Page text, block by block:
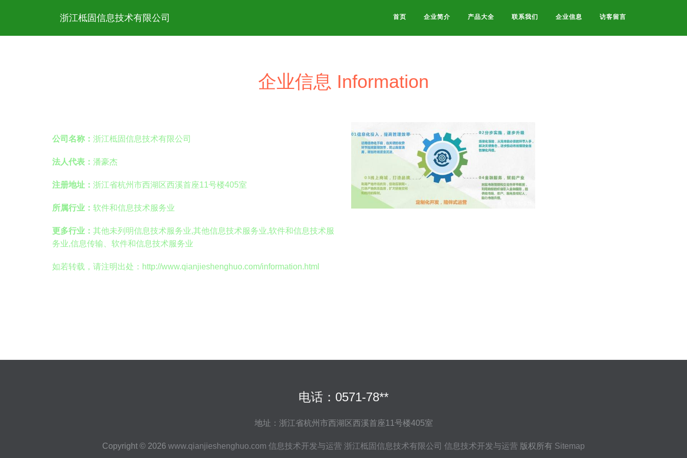
浙江柢固信息技术有限公司 首页 企业简介 产品大全 联系我们 企业信息 访客留言
企业信息 Information
公司名称： 浙江柢固信息技术有限公司
法人代表： 潘豪杰
注册地址： 浙江省杭州市西湖区西溪首座11号楼405室
所属行业： 软件和信息技术服务业
更多行业： 其他未列明信息技术服务业,其他信息技术服务业,软件和信息技术服
务业,信息传输、软件和信息技术服务业
如若转载，请注明出处：http://www.qianjieshenghuo.com/information.html
电话：0571-78**
地址：浙江省杭州市西湖区西溪首座11号楼405室
Copyright © 2026 www.qianjieshenghuo.com 信息技术开发与运营 浙江柢固信息技术有限公司 信息技术开发与运营 版权所有 Sitemap